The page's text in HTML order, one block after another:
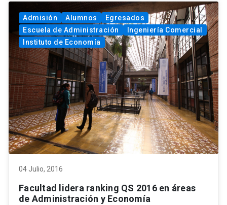
Admisión Alumnos
Egresados
Escuela de Administración
Ingeniería Comercial
Instituto de Economía
04 Julio, 2016
Facultad lidera ranking QS 2016 en áreas
de Administración y Economía